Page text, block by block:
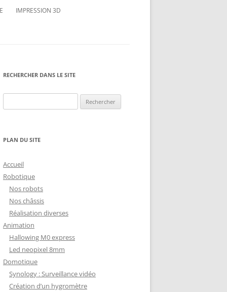
FONCTIONNEMENT D’UN BOUTON
POUSSOIR
W350
IMPRESSION 3D
NOS RÉALISATIONS EN 3D
IMPRESSION 3D DU NET
RECHERCHER DANS LE SITE
PLAN DU SITE
Accueil
Robotique
Nos robots
Nos châssis
Réalisation diverses
Animation
Hallowing M0 express
Led neopixel 8mm
Domotique
Synology : Surveillance vidéo
Création d’un hygromètre